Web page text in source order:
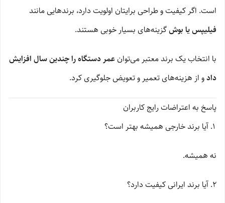
است. اگر کیفیت و طراحی برایتان اولویت دارد، برندهایی مانند
فیلیپس یا بوشگزینه‌های بسیار خوبی هستند.
با انتخاب یک برند معتبر می‌توانعمر دستگاه را چندین سال افزایش
دادو از هزینه‌های تعمیر و تعویض جلوگیری کرد.
پاسخ به اعتراضات رایج کاربران
آیا برند خارجی همیشه بهتر است؟
نه همیشه.
آیا برند ایرانی کیفیت دارد؟